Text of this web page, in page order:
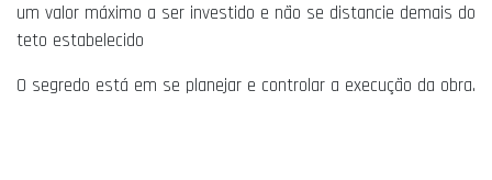
um valor máximo a ser investido e não se distancie demais do
teto estabelecido
O segredo está em se planejar e controlar a execução da obra.